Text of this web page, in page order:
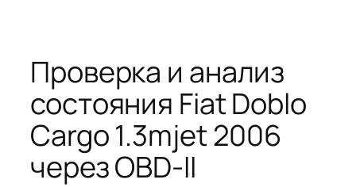
Проверка и анализ
состояния Fiat Doblo
Cargo 1.3mjet 2006
через OBD-II